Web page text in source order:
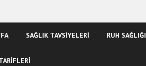
SAĞLIK TAVSİYELERİ RUH SAĞLIĞI